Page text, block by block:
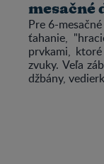
mesačné
Pre 6-
ťahanie,
prvkami,
zvuky. Veľa
džbány,